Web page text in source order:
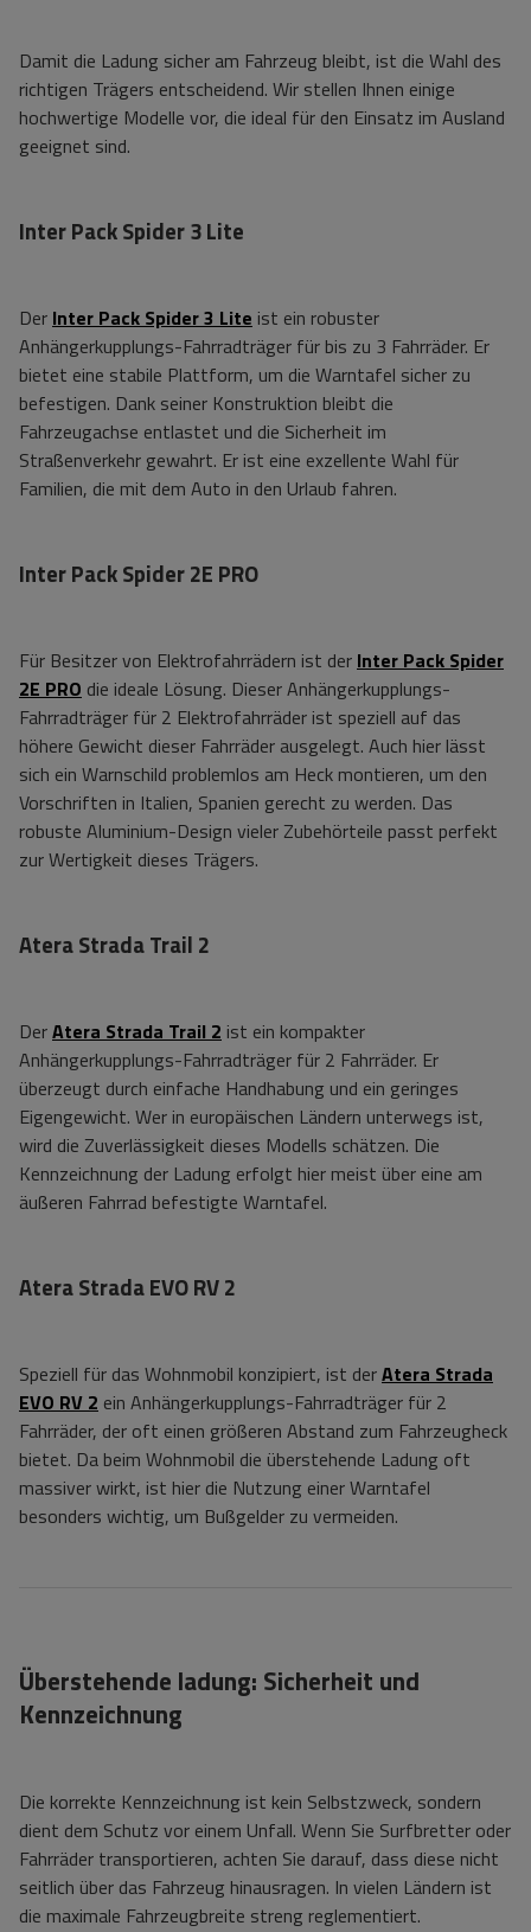
Damit die Ladung sicher am Fahrzeug bleibt, ist die Wahl des
richtigen Trägers entscheidend. Wir stellen Ihnen einige
hochwertige Modelle vor, die ideal für den Einsatz im Ausland
geeignet sind.
Inter Pack Spider 3 Lite
Der Inter Pack Spider 3 Lite ist ein robuster
Anhängerkupplungs-Fahrradträger für bis zu 3 Fahrräder. Er
bietet eine stabile Plattform, um die Warntafel sicher zu
befestigen. Dank seiner Konstruktion bleibt die
Fahrzeugachse entlastet und die Sicherheit im
Straßenverkehr gewahrt. Er ist eine exzellente Wahl für
Familien, die mit dem Auto in den Urlaub fahren.
Inter Pack Spider 2E PRO
Für Besitzer von Elektrofahrrädern ist der Inter Pack Spider
2E PRO die ideale Lösung. Dieser Anhängerkupplungs-
Fahrradträger für 2 Elektrofahrräder ist speziell auf das
höhere Gewicht dieser Fahrräder ausgelegt. Auch hier lässt
sich ein Warnschild problemlos am Heck montieren, um den
Vorschriften in Italien, Spanien gerecht zu werden. Das
robuste Aluminium-Design vieler Zubehörteile passt perfekt
zur Wertigkeit dieses Trägers.
Atera Strada Trail 2
DerAtera Strada Trail 2 ist ein kompakter
Anhängerkupplungs-Fahrradträger für 2 Fahrräder. Er
überzeugt durch einfache Handhabung und ein geringes
Eigengewicht. Wer in europäischen Ländern unterwegs ist,
wird die Zuverlässigkeit dieses Modells schätzen. Die
Kennzeichnung der Ladung erfolgt hier meist über eine am
äußeren Fahrrad befestigte Warntafel.
Atera Strada EVO RV 2
Speziell für das Wohnmobil konzipiert, ist derAtera Strada
EVO RV 2 ein Anhängerkupplungs-Fahrradträger für 2
Fahrräder, der oft einen größeren Abstand zum Fahrzeugheck
bietet. Da beim Wohnmobil die überstehende Ladung oft
massiver wirkt, ist hier die Nutzung einer Warntafel
besonders wichtig, um Bußgelder zu vermeiden.
Überstehende ladung: Sicherheit und
Kennzeichnung
Die korrekte Kennzeichnung ist kein Selbstzweck, sondern
dient dem Schutz vor einem Unfall. Wenn Sie Surfbretter oder
Fahrräder transportieren, achten Sie darauf, dass diese nicht
seitlich über das Fahrzeug hinausragen. In vielen Ländern ist
die maximale Fahrzeugbreite streng reglementiert.